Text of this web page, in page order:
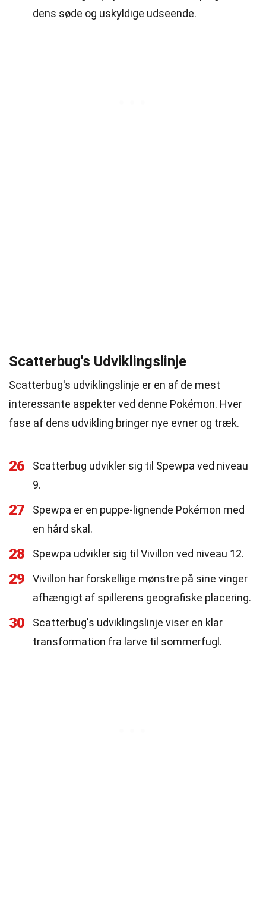
dens søde og uskyldige udseende.
Scatterbug's Udviklingslinje
Scatterbug's udviklingslinje er en af de mest
interessante aspekter ved denne Pokémon. Hver
fase af dens udvikling bringer nye evner og træk.
26
Scatterbug udvikler sig til Spewpa ved niveau
9.
27
Spewpa er en puppe-lignende Pokémon med
en hård skal.
28 Spewpa udvikler sig til Vivillon ved niveau 12.
29
Vivillon har forskellige mønstre på sine vinger
afhængigt af spillerens geografiske placering.
30
Scatterbug's udviklingslinje viser en klar
transformation fra larve til sommerfugl.